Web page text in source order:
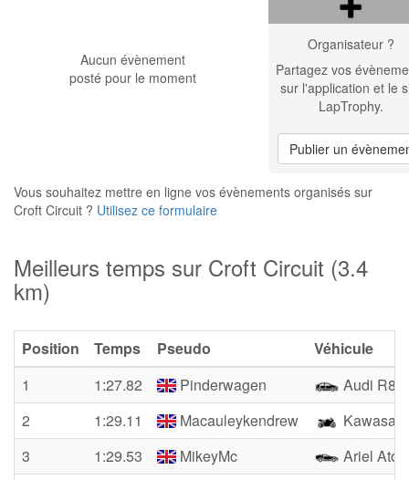
Aucun évènement
posté pour le moment
Organisateur ?
Partagez vos
sur l'application et le
LapTrophy.
Publier un
Vous souhaitez mettre en ligne vos évènements organisés sur
Croft Circuit ? Utilisez ce formulaire
Meilleurs temps sur Croft Circuit (3.4
km)
Position Temps Pseudo
Véhicule
1
1:27.82 Pinderwagen
Audi R8
2
1:29.11 Macauleykendrew
3
1:29.53 MikeyMc
Ariel